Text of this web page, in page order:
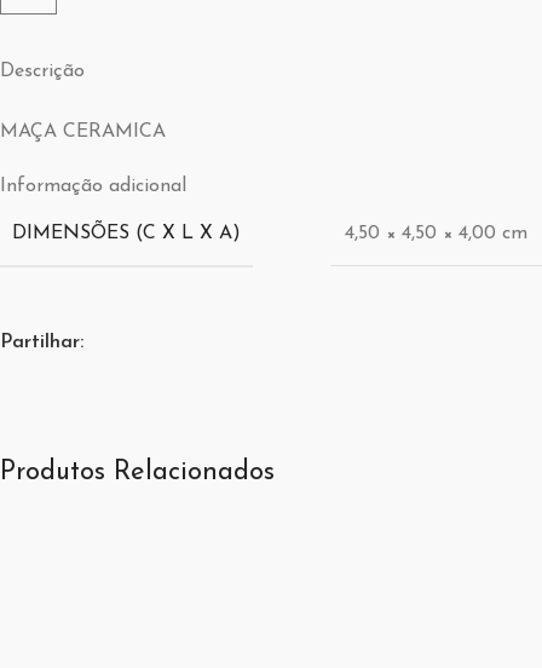
Descrição
MAÇA CERAMICA
Informação adicional
DIMENSÕES (C X L X A) 4,50 × 4,50 × 4,00 cm
Partilhar:
Produtos Relacionados